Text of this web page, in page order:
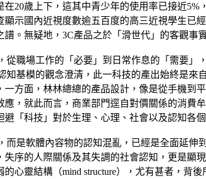
20歲上下，這其中青少年的使用率已接近
示國內近視度數逾五百度的高三近視學生已
。無疑地，3C產品之於「滑世代」的客觀事
職場工作的「必要」到日常作息的「需要
基模的觀念澄清，此一科技的產出始終是
方面，林林總總的產品設計，像是從手機到
，就此而言，商業部門逕自對價關係的消費
「科技」對於生理、心理、社會以及認知各
是軟體內容物的認知混亂，已經是全面延
序的人際關係及其失調的社會認知，更是顯
心靈結構（mind structure），尤有甚者，背